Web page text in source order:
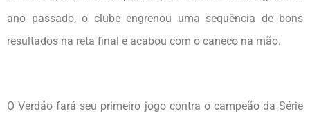
ano passado, o clube engrenou uma sequência de bons
resultados na reta final e acabou com o caneco na mão.
O Verdão fará seu primeiro jogo contra o campeão da Série